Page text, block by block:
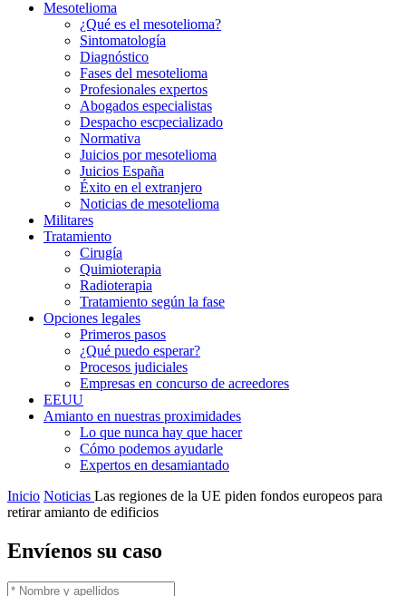
Mesotelioma
¿Qué es el mesotelioma?
Sintomatología
Diagnóstico
Fases del mesotelioma
Profesionales expertos
Abogados especialistas
Despacho escpecializado
Normativa
Juicios por mesotelioma
Juicios España
Éxito en el extranjero
Noticias de mesotelioma
Militares
Tratamiento
Cirugía
Quimioterapia
Radioterapia
Tratamiento según la fase
Opciones legales
Primeros pasos
¿Qué puedo esperar?
Procesos judiciales
Empresas en concurso de acreedores
EEUU
Amianto en nuestras proximidades
Lo que nunca hay que hacer
Cómo podemos ayudarle
Expertos en desamiantado
Inicio Noticias Las regiones de la UE piden fondos europeos para
retirar amianto de edificios
Envíenos su caso